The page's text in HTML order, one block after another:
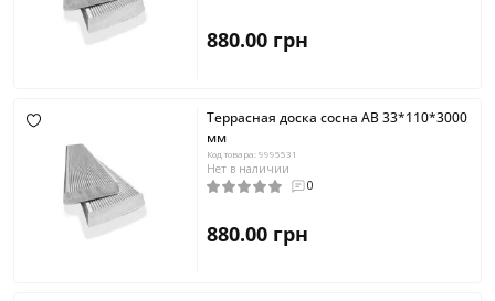
880.00 грн
Террасная доска сосна AB 33*110*3000
мм
Код товара: 9995531
Нет в наличии
0
880.00 грн